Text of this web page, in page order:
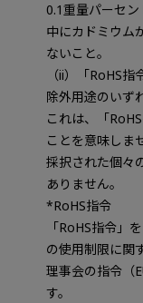
0.1重量パーセ
中にカドミウム
ないこと。
（ii）「RoHS
除外用途のいず
これは、「
ことを意味しま
採択された個々
ありません。
*RoHS指令
「RoHS指令」
の使用制限に関
理事会の指令（
す。